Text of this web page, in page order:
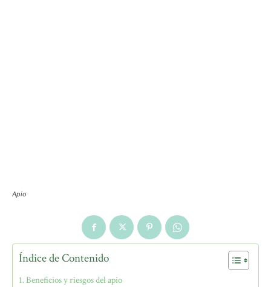
Apio
Índice de Contenido
Beneficios y riesgos del apio